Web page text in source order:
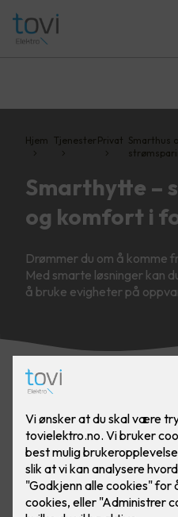
Hjem Tjenester Privat Smarthus
Smarthytte –
og komfort i
Drømmer du om å komme
Med smarte løsninger kan
å bruke evigheter på